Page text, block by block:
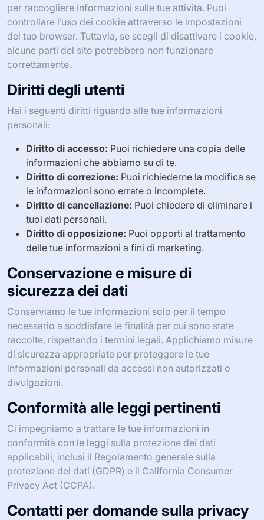
per raccogliere informazioni sulle tue attività. Puoi
controllare l’uso dei cookie attraverso le impostazioni
del tuo browser. Tuttavia, se scegli di disattivare i cookie,
alcune parti del sito potrebbero non funzionare
correttamente.
Diritti degli utenti
Hai i seguenti diritti riguardo alle tue informazioni
personali:
Diritto di accesso: Puoi richiedere una copia delle
informazioni che abbiamo su di te.
Diritto di correzione: Puoi richiederne la modifica se
le informazioni sono errate o incomplete.
Diritto di cancellazione: Puoi chiedere di eliminare i
tuoi dati personali.
Diritto di opposizione: Puoi opporti al trattamento
delle tue informazioni a fini di marketing.
Conservazione e misure di
sicurezza dei dati
Conserviamo le tue informazioni solo per il tempo
necessario a soddisfare le finalità per cui sono state
raccolte, rispettando i termini legali. Applichiamo misure
di sicurezza appropriate per proteggere le tue
informazioni personali da accessi non autorizzati o
divulgazioni.
Conformità alle leggi pertinenti
Ci impegniamo a trattare le tue informazioni in
conformità con le leggi sulla protezione dei dati
applicabili, inclusi il Regolamento generale sulla
protezione dei dati (GDPR) e il California Consumer
Privacy Act (CCPA).
Contatti per domande sulla privacy